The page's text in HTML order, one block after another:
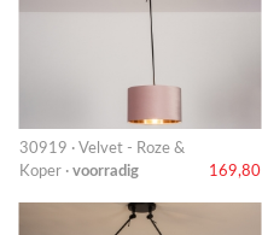
30919 · Velvet - Roze &
Koper · voorradig 169,80